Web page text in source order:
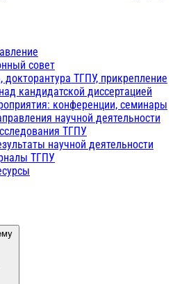
совет
докторантура ТГПУ, прикрепление
кандидатской диссертацией
конференции, семинары
научной деятельности
ТГПУ
научной деятельности
ТГПУ